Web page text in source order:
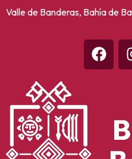
Valle de Banderas, Bahía de